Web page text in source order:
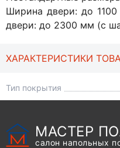
Ширина двери: до
двери: до 2300 мм (с
ХАРАКТЕРИСТИКИ
Тип покрытия
МАСТЕР
салон напольных